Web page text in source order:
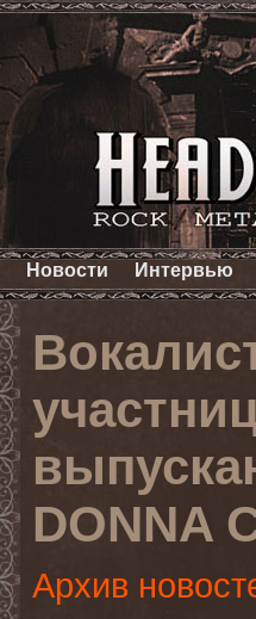
Новости Интервью
DONNA
Архив